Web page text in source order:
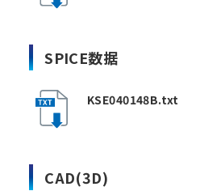
SPICE数据
KSE040148B.txt
CAD(3D)